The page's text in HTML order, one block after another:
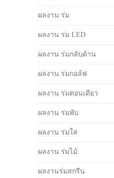
ผลงาน ร่ม
ผลงาน ร่ม LED
ผลงาน ร่มกลับด้าน
ผลงาน ร่มกอล์ฟ
ผลงาน ร่มตอนเดียว
ผลงาน ร่มพับ
ผลงาน ร่มใส
ผลงาน ร่มไม้
ผลงานร่มสกรีน